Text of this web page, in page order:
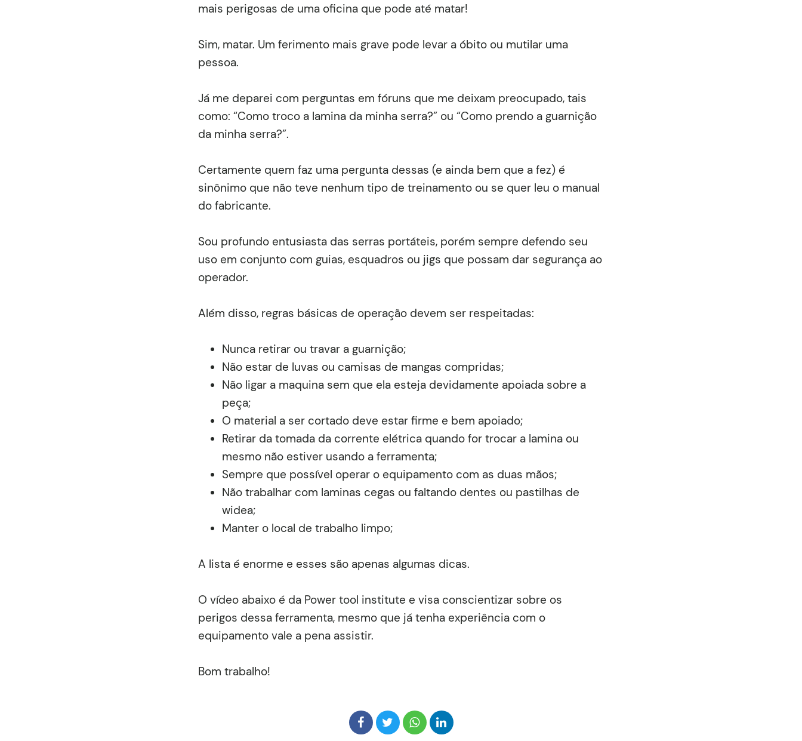
mais perigosas de uma oficina que pode até matar!
Sim, matar. Um ferimento mais grave pode levar a óbito ou mutilar uma
pessoa.
Já me deparei com perguntas em fóruns que me deixam preocupado, tais
como: “Como troco a lamina da minha serra?” ou “Como prendo a guarnição
da minha serra?”.
Certamente quem faz uma pergunta dessas (e ainda bem que a fez) é
sinônimo que não teve nenhum tipo de treinamento ou se quer leu o manual
do fabricante.
Sou profundo entusiasta das serras portáteis, porém sempre defendo seu
uso em conjunto com guias, esquadros ou jigs que possam dar segurança ao
operador.
Além disso, regras básicas de operação devem ser respeitadas:
Nunca retirar ou travar a guarnição;
Não estar de luvas ou camisas de mangas compridas;
Não ligar a maquina sem que ela esteja devidamente apoiada sobre a
peça;
O material a ser cortado deve estar firme e bem apoiado;
Retirar da tomada da corrente elétrica quando for trocar a lamina ou
mesmo não estiver usando a ferramenta;
Sempre que possível operar o equipamento com as duas mãos;
Não trabalhar com laminas cegas ou faltando dentes ou pastilhas de
widea;
Manter o local de trabalho limpo;
A lista é enorme e esses são apenas algumas dicas.
O vídeo abaixo é da Power tool institute e visa conscientizar sobre os
perigos dessa ferramenta, mesmo que já tenha experiência com o
equipamento vale a pena assistir.
Bom trabalho!